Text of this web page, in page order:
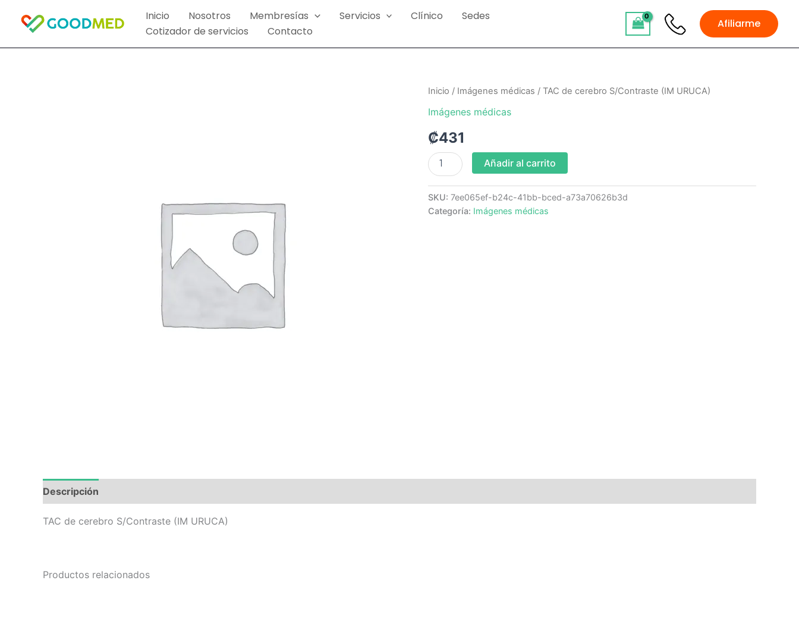
Inicio Nosotros Membresías Servicios Clínico
Sedes
Cotizador de servicios
Contacto
Afiliarme
Inicio / Imágenes médicas / TAC de cerebro S/Contraste (IM URUCA)
Imágenes médicas
₡431
TAC
cerebro
(IM
cantidad
Añadir al carrito
SKU: 7ee065ef-b24c-41bb-bced-a73a70626b3d
Categoría: Imágenes médicas
Descripción
TAC de cerebro S/Contraste (IM URUCA)
Productos relacionados